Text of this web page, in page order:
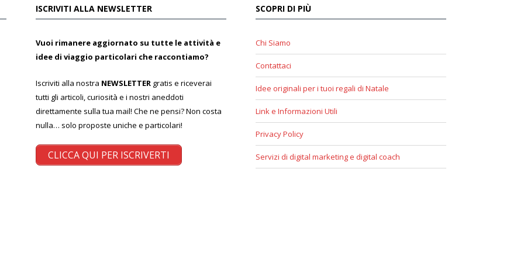
ISCRIVITI ALLA NEWSLETTER
Vuoi rimanere aggiornato su tutte le attività e
idee di viaggio particolari che raccontiamo?
Iscriviti alla nostra NEWSLETTER gratis e riceverai
tutti gli articoli, curiosità e i nostri aneddoti
direttamente sulla tua mail! Che ne pensi? Non costa
nulla… solo proposte uniche e particolari!
CLICCA QUI PER ISCRIVERTI
SCOPRI DI PIÙ
Chi Siamo
Contattaci
Idee originali per i tuoi regali di Natale
Link e Informazioni Utili
Privacy Policy
Servizi di digital marketing e digital coach